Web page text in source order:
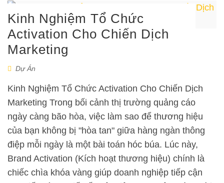
Kinh Nghiệm Tổ Chức
Activation Cho Chiến Dịch
Marketing
Dự Án
Kinh Nghiệm Tổ Chức Activation Cho Chiến Dịch
Marketing Trong bối cảnh thị trường quảng cáo
ngày càng bão hòa, việc làm sao để thương hiệu
của bạn không bị "hòa tan" giữa hàng ngàn thông
điệp mỗi ngày là một bài toán hóc búa. Lúc này,
Brand Activation (Kích hoạt thương hiệu) chính là
chiếc chìa khóa vàng giúp doanh nghiệp tiếp cận